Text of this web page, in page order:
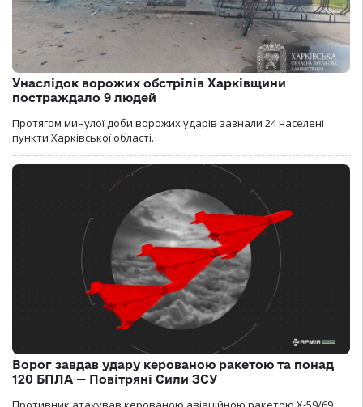
Унаслідок ворожих обстрілів Харківщини
постраждало 9 людей
Протягом минулої доби ворожих ударів зазнали 24 населені
пункти Харківської області.
Ворог завдав удару керованою ракетою та понад
120 БПЛА — Повітряні Сили ЗСУ